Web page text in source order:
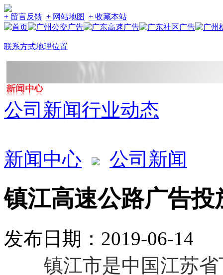
+ 留言反馈 + 网站地图 + 收藏本站
联系方式地理位置
公司新闻行业动态
新闻中心 公司新闻
镇江高速公路广告
发布日期：2019-06-14
镇江市是中国江苏省